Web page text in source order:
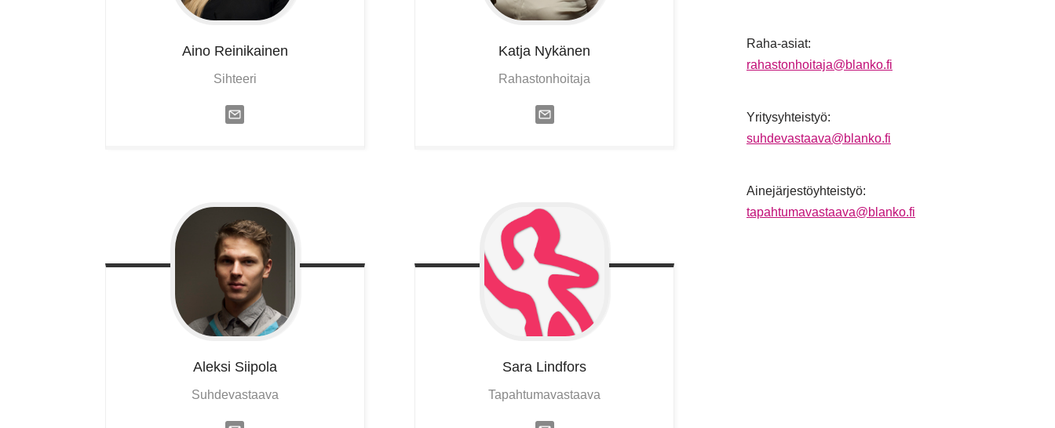
Aino Reinikainen
Sihteeri
Katja Nykänen
Rahastonhoitaja
Aleksi Siipola
Suhdevastaava
Sara Lindfors
Tapahtumavastaava
Raha-asiat:
rahastonhoitaja@blanko.fi
Yritysyhteistyö:
suhdevastaava@blanko.fi
Ainejärjestöyhteistyö:
tapahtumavastaava@blanko.fi